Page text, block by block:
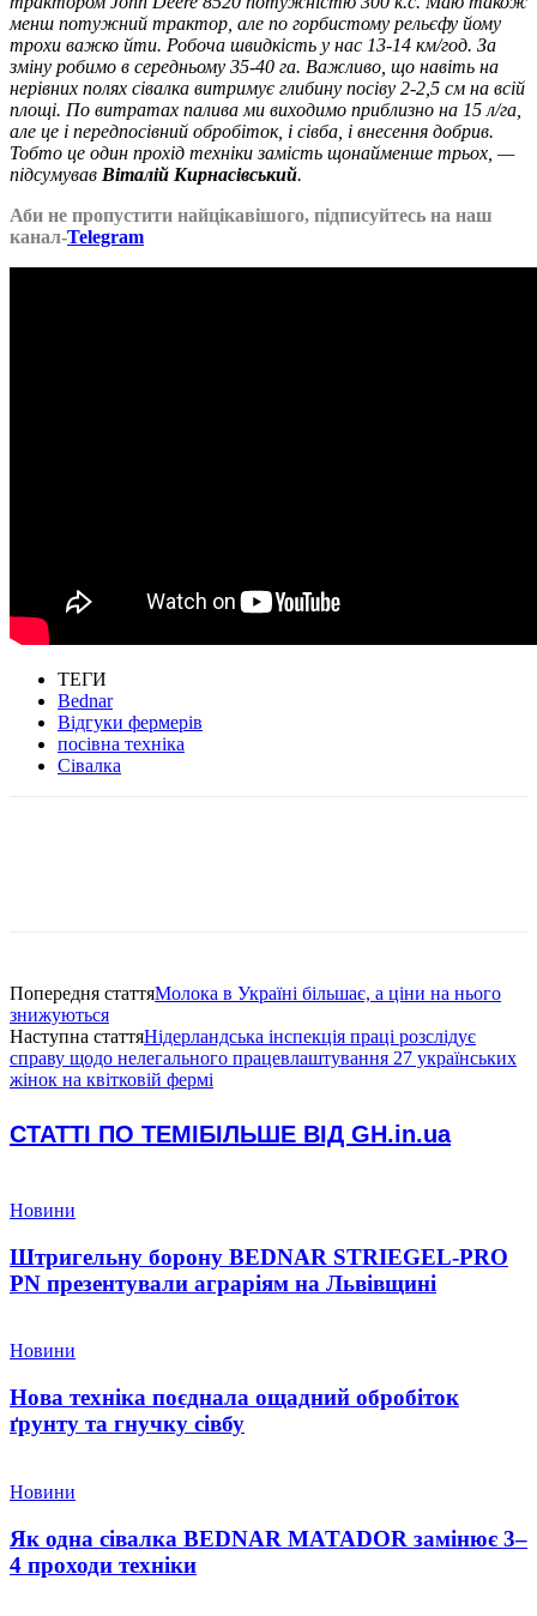
менш потужний трактор, але по горбистому рельєфу йому
трохи важко йти. Робоча швидкість у нас 13-14 км/год. За
зміну робимо в середньому 35-40 га. Важливо, що навіть на
нерівних полях сівалка витримує глибину посіву 2-2,5 см на всій
площі. По витратах палива ми виходимо приблизно на 15 л/га,
але це і передпосівний обробіток, і сівба, і внесення добрив.
Тобто це один прохід техніки замість щонайменше трьох, —
підсумував Віталій Кирнасівський.
Аби не пропустити найцікавішого, підписуйтесь на наш
канал-Telegram
ТЕГИ
Bednar
Відгуки фермерів
посівна техніка
Сівалка
Попередня статтяМолока в Україні більшає, а ціни на нього
знижуються
Наступна статтяНідерландська інспекція праці розслідує
справу щодо нелегального працевлаштування 27 українських
жінок на квітковій фермі
СТАТТІ ПО ТЕМІБІЛЬШЕ ВІД GH.in.ua
Новини
Штригельну борону BEDNAR STRIEGEL-PRO
PN презентували аграріям на Львівщині
Новини
Нова техніка поєднала ощадний обробіток
ґрунту та гнучку сівбу
Новини
Як одна сівалка BEDNAR MATADOR замінює 3–
4 проходи техніки